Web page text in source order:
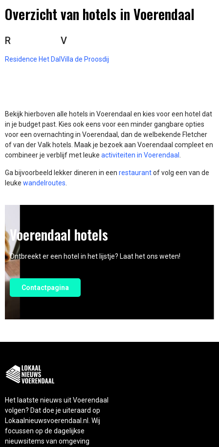
Overzicht van hotels in Voerendaal
R
Residence Het Dal
V
Villa de Proosdij
Bekijk hierboven alle hotels in Voerendaal en kies voor een hotel dat
in je budget past. Kies ook eens voor een minder gangbare opties
voor een overnachting in Voerendaal, dan de welbekende Fletcher
of van der Valk hotels. Maak je bezoek aan Voerendaal compleet en
combineer je verblijf met leuke activiteiten in Voerendaal
Ga bijvoorbeeld lekker dineren in een restaurantof volg een van de
leuke wandelroutes
Voerendaal hotels
Ontbreekt er een hotel in het lijstje? Laat het ons weten!
Contactpagina
Het laatste nieuws uit Voerendaal
volgen? Dat doe je uiteraard op
Lokaalnieuwsvoerendaal.nl. Wij
focussen op de dagelijkse
nieuwsitems van omgeving